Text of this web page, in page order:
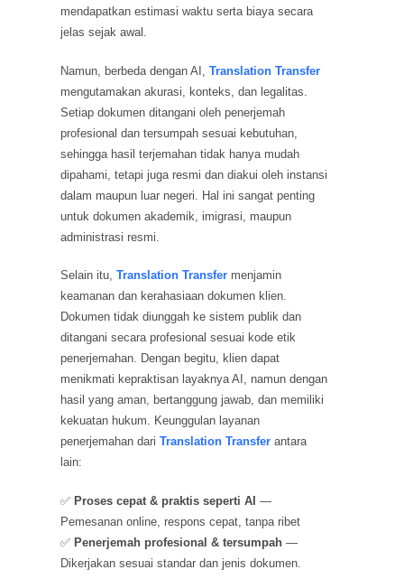
mendapatkan estimasi waktu serta biaya secara
jelas sejak awal.
Namun, berbeda dengan AI,Translation Transfer
mengutamakan akurasi, konteks, dan legalitas.
Setiap dokumen ditangani oleh penerjemah
profesional dan tersumpah sesuai kebutuhan,
sehingga hasil terjemahan tidak hanya mudah
dipahami, tetapi juga resmi dan diakui oleh instansi
dalam maupun luar negeri. Hal ini sangat penting
untuk dokumen akademik, imigrasi, maupun
administrasi resmi.
Selain itu, Translation Transfer menjamin
keamanan dan kerahasiaan dokumen klien.
Dokumen tidak diunggah ke sistem publik dan
ditangani secara profesional sesuai kode etik
penerjemahan. Dengan begitu, klien dapat
menikmati kepraktisan layaknya AI, namun dengan
hasil yang aman, bertanggung jawab, dan memiliki
kekuatan hukum. Keunggulan layanan
penerjemahan dariTranslation Transfer antara
lain:
✅ Proses cepat & praktis seperti AI —
Pemesanan online, respons cepat, tanpa ribet
✅ Penerjemah profesional & tersumpah —
Dikerjakan sesuai standar dan jenis dokumen.